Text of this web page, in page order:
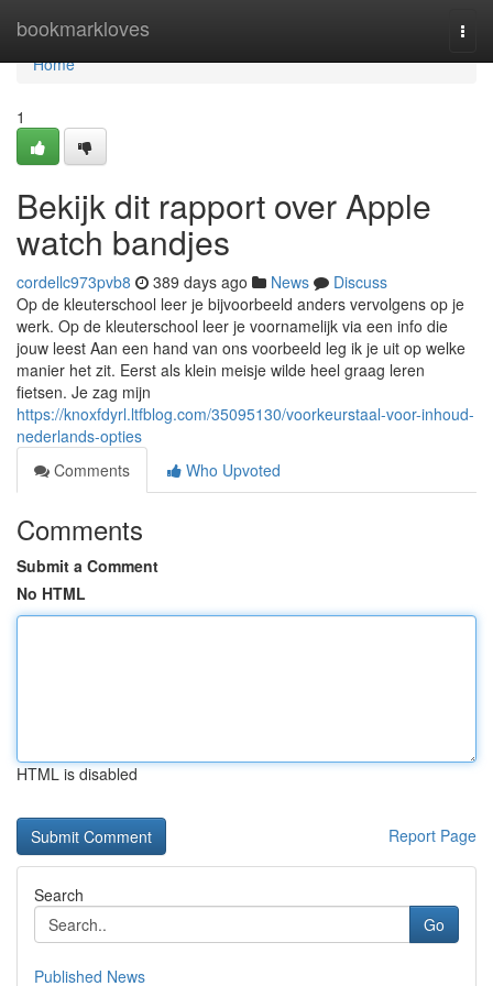
bookmarkloves
Home
Home
1
Bekijk dit rapport over Apple
watch bandjes
cordellc973pvb8 389 days ago News
Discuss
Op de kleuterschool leer je bijvoorbeeld anders vervolgens op je
werk. Op de kleuterschool leer je voornamelijk via een info die
jouw leest Aan een hand van ons voorbeeld leg ik je uit op welke
manier het zit. Eerst als klein meisje wilde heel graag leren
fietsen. Je zag mijn
https://knoxfdyrl.ltfblog.com/35095130/voorkeurstaal-voor-inhoud-
nederlands-opties
Comments
Who Upvoted
Comments
Submit a Comment
No HTML
HTML is disabled
Report Page
Search
Go
Published News